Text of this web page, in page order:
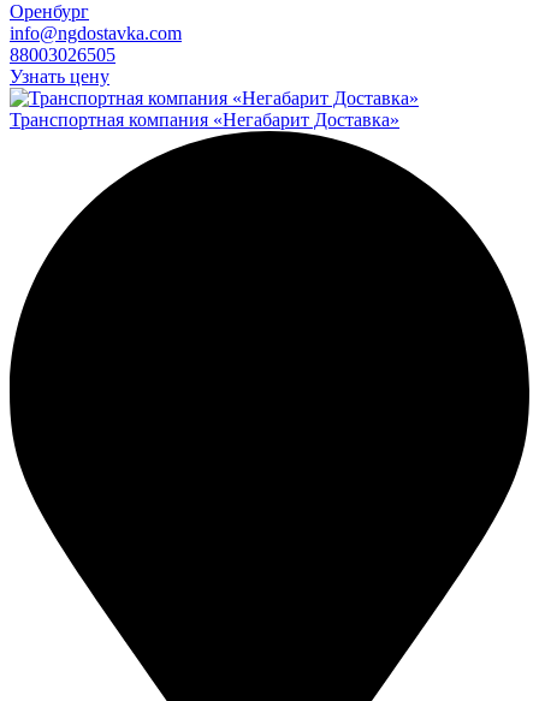
Оренбург
info@ngdostavka.com
88003026505
Узнать цену
Транспортная компания «Негабарит Доставка»